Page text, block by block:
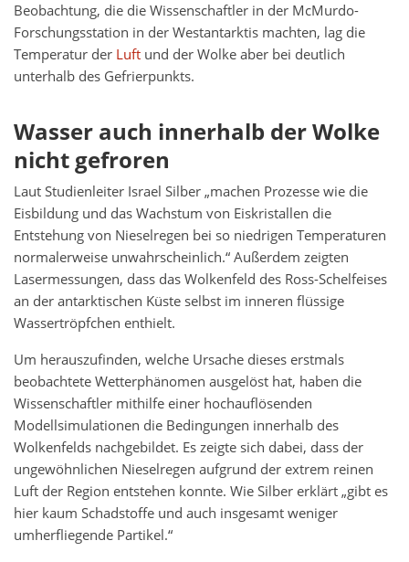
Beobachtung, die die Wissenschaftler in der McMurdo-
Forschungsstation in der Westantarktis machten, lag die
Temperatur der Luft und der Wolke aber bei deutlich
unterhalb des Gefrierpunkts.
Wasser auch innerhalb der Wolke
nicht gefroren
Laut Studienleiter Israel Silber „machen Prozesse wie die
Eisbildung und das Wachstum von Eiskristallen die
Entstehung von Nieselregen bei so niedrigen Temperaturen
normalerweise unwahrscheinlich.“ Außerdem zeigten
Lasermessungen, dass das Wolkenfeld des Ross-Schelfeises
an der antarktischen Küste selbst im inneren flüssige
Wassertröpfchen enthielt.
Um herauszufinden, welche Ursache dieses erstmals
beobachtete Wetterphänomen ausgelöst hat, haben die
Wissenschaftler mithilfe einer hochauflösenden
Modellsimulationen die Bedingungen innerhalb des
Wolkenfelds nachgebildet. Es zeigte sich dabei, dass der
ungewöhnlichen Nieselregen aufgrund der extrem reinen
Luft der Region entstehen konnte. Wie Silber erklärt „gibt es
hier kaum Schadstoffe und auch insgesamt weniger
umherfliegende Partikel.“